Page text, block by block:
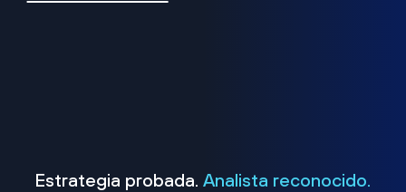
Estrategia probada. Analista reconocido.